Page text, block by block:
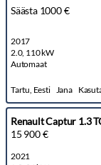
Säästa 1000 €
2017
2.0, 110 kW
Automaat
Tartu, Eesti Jana
Renault Captur 1.3
15 900 €
2021